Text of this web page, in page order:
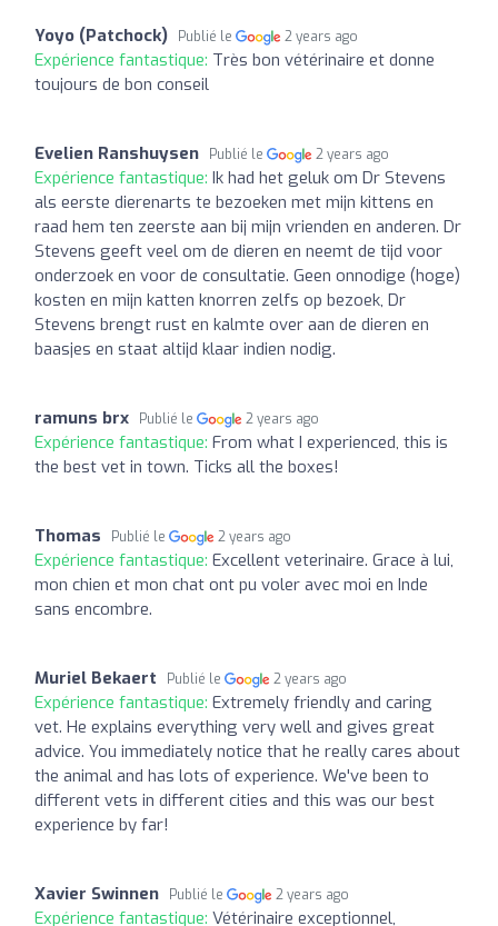
Yoyo (Patchock) Publié le 2 years ago
Expérience fantastique: Très bon vétérinaire et donne
toujours de bon conseil
Evelien Ranshuysen Publié le 2 years ago
Expérience fantastique: Ik had het geluk om Dr Stevens
als eerste dierenarts te bezoeken met mijn kittens en
raad hem ten zeerste aan bij mijn vrienden en anderen. Dr
Stevens geeft veel om de dieren en neemt de tijd voor
onderzoek en voor de consultatie. Geen onnodige (hoge)
kosten en mijn katten knorren zelfs op bezoek, Dr
Stevens brengt rust en kalmte over aan de dieren en
baasjes en staat altijd klaar indien nodig.
ramuns brx Publié le 2 years ago
Expérience fantastique: From what I experienced, this is
the best vet in town. Ticks all the boxes!
Thomas Publié le 2 years ago
Expérience fantastique: Excellent veterinaire. Grace à lui,
mon chien et mon chat ont pu voler avec moi en Inde
sans encombre.
Muriel Bekaert Publié le 2 years ago
Expérience fantastique: Extremely friendly and caring
vet. He explains everything very well and gives great
advice. You immediately notice that he really cares about
the animal and has lots of experience. We've been to
different vets in different cities and this was our best
experience by far!
Xavier Swinnen Publié le 2 years ago
Expérience fantastique: Vétérinaire exceptionnel,